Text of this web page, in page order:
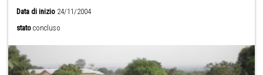
Data di inizio 24/11/2004
stato concluso